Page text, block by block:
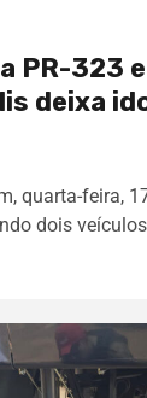
PR-323
deixa
quarta-feira,
dois